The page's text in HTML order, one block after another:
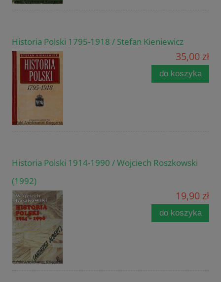
Historia Polski 1795-1918 / Stefan Kieniewicz
35,00 zł
do koszyka
Historia Polski 1914-1990 / Wojciech Roszkowski
(1992)
19,90 zł
do koszyka